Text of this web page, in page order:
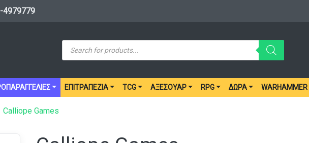
4979779
Products
search
ΕΠΙΤΡΑΠΈΖΙΑ TCG ΑΞΕΣΟΥΆΡ RPG ΔΏΡΑ WARHAMMER
Calliope Games